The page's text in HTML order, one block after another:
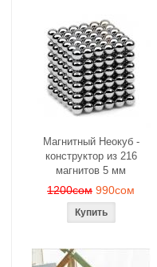
Магнитный Неокуб -
конструктор из 216
магнитов 5 мм
1200сом 990сом